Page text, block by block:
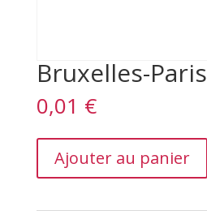
Bruxelles-Paris
0,01 €
ParisAjouter au panier